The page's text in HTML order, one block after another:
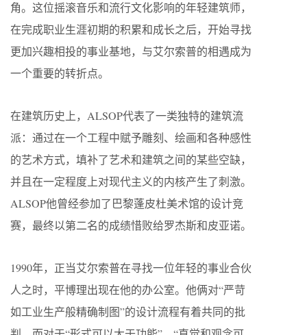
角。这位摇滚音乐和流行文化影响的年轻建筑师，
在完成职业生涯初期的积累和成长之后，开始寻找
更加兴趣相投的事业基地，与艾尔索普的相遇成为
一个重要的转折点。
在建筑历史上，ALSOP代表了一类独特的建筑流
派：通过在一个工程中赋予雕刻、绘画和各种感性
的艺术方式，填补了艺术和建筑之间的某些空缺，
并且在一定程度上对现代主义的内核产生了刺激。
ALSOP他曾经参加了巴黎蓬皮杜美术馆的设计竞
赛，最终以第二名的成绩惜败给罗杰斯和皮亚诺。
1990年，正当艾尔索普在寻找一位年轻的事业合伙
人之时，平博理出现在他的办公室。他俩对“严苛
如工业生产般精确制图”的设计流程有着共同的批